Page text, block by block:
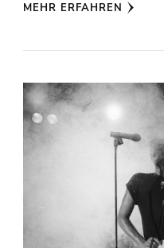
MEHR ERFAHREN